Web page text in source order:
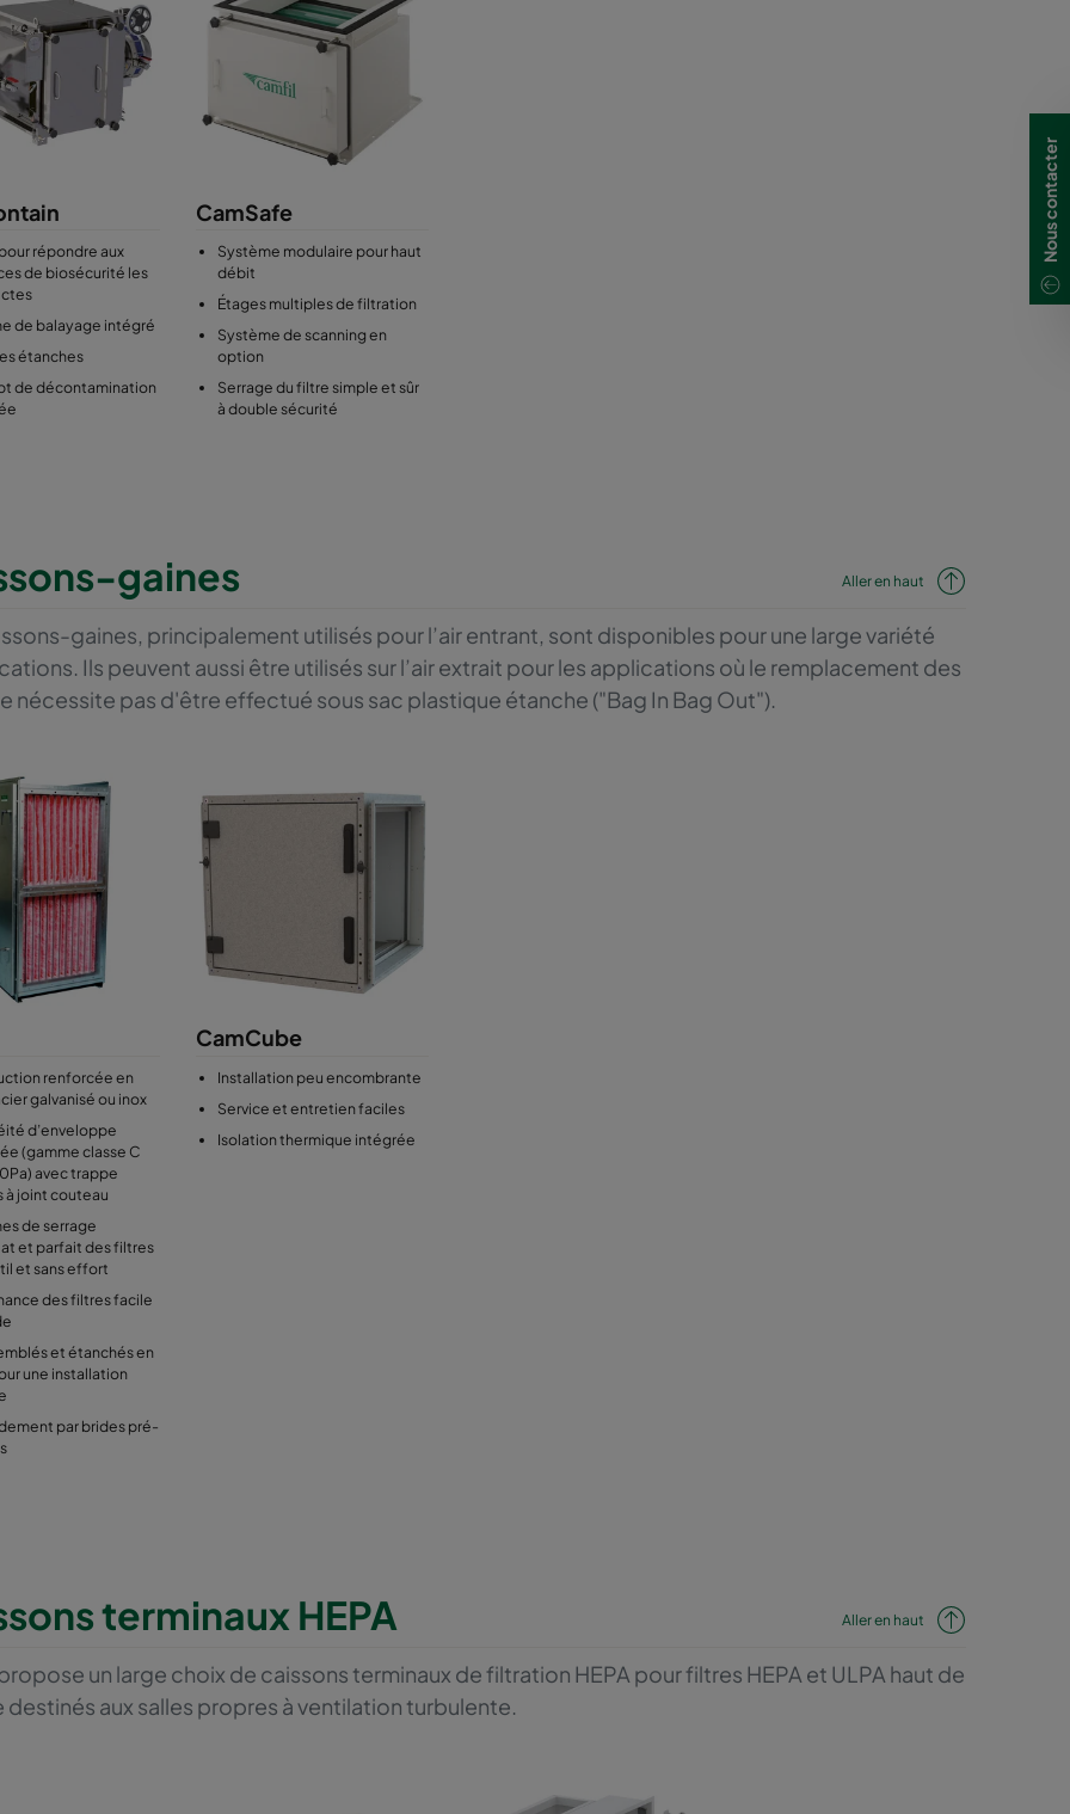
répondre aux
de biosécurité les
de balayage intégré
étanches
de décontamination
CamSafe
Système modulaire pour haut
débit
Étages multiples de filtration
Système de scanning en
option
Serrage du filtre simple et sûr
à double sécurité
gaines Aller en haut
gaines, principalement utilisés pour l’air entrant, sont disponibles pour une large variété
Ils peuvent aussi être utilisés sur l’air extrait pour les applications où le remplacement des
nécessite pas d'être effectué sous sac plastique étanche ("Bag In Bag Out").
renforcée en
galvanisé ou inox
d’enveloppe
(gamme classe C
avec trappe
à joint couteau
de serrage
et parfait des filtres
et sans effort
des filtres facile
et étanchés en
une installation
par brides pré-
CamCube
Installation peu encombrante
Service et entretien faciles
Isolation thermique intégrée
terminaux HEPA Aller en haut
un large choix de caissons terminaux de filtration HEPA pour filtres HEPA et ULPA haut de
destinés aux salles propres à ventilation turbulente.
Nous contacter